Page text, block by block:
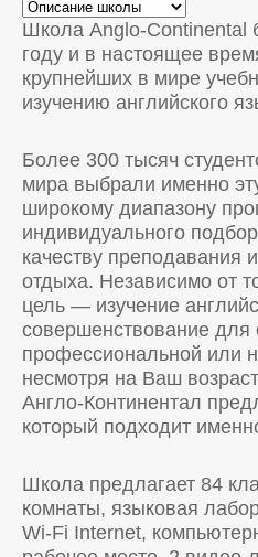
Школа Anglo-Continental
году и в настоящее
крупнейших в мире
изучению английского
Более 300 тысяч
мира выбрали именно
широкому диапазону
индивидуального
качеству преподавания
отдыха. Независимо от
цель — изучение
совершенствование
профессиональной или
несмотря на Ваш
Англо-Континентал
который подходит
Школа предлагает 84
комнаты, языковая
Wi-Fi Internet,